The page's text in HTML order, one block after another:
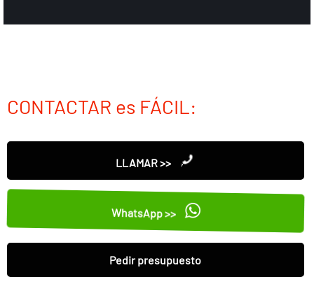
CONTACTAR es FÁCIL:
LLAMAR >>
WhatsApp >>
Pedir presupuesto